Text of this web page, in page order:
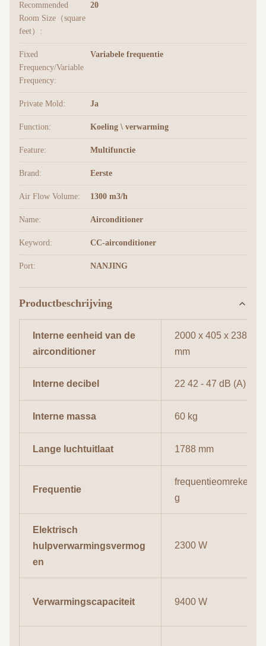
Recommended
Room Size（square
feet）:
20
Fixed
Frequency/Variable
Frequency:
Variabele frequentie
Private Mold: Ja
Function: Koeling \ verwarming
Feature: Multifunctie
Brand: Eerste
Air Flow Volume: 1300 m3/h
Name: Airconditioner
Keyword: CC-airconditioner
Port: NANJING
Productbeschrijving
Interne eenheid van de
airconditioner
2000 x 405 x 238
mm
Interne decibel 22 42 - 47 dB (A)
Interne massa 60 kg
Lange luchtuitlaat 1788 mm
Frequentie
frequentieomrekenin
g
Elektrisch
hulpverwarmingsvermog
en
2300 W
Verwarmingscapaciteit 9400 W